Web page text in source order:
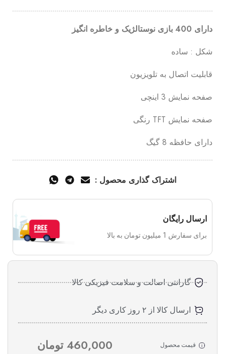
دارای 400 بازی نوستالژیک و خاطره انگیز
شکل : ساده
قابلیت اتصال به تلویزیون
صفحه نمایش 3 اینچی
صفحه نمایش TFT رنگی
دارای حافظه 8 گیگ
اشتراک گذاری محصول :
ارسال رایگان
برای سفارش‌ 1 میلیون تومان به بالا
گارانتی اصالت و سلامت فیزیکی کالا
ارسال کالا از ۲ روز کاری دیگر
قیمت محصول 460,000 تومان